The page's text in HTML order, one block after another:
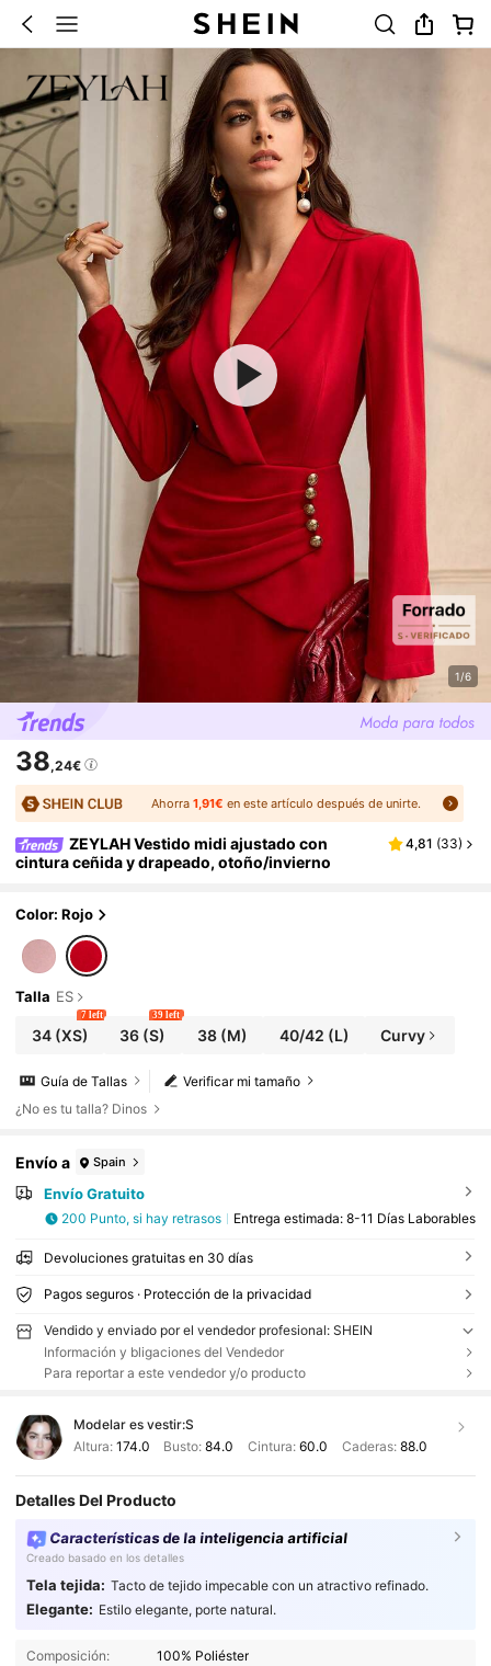
1/6
38,24€
Ahorra 1,91€ en este artículo después de unirte.
ZEYLAH Vestido midi ajustado con
cintura ceñida y drapeado, otoño/invierno
4,81 (33)
Color: Rojo
Talla ES
34(XS)
7 left
36 (S)
39 left
38(M) 40/42 (L) Curvy
Verificar mi tamaño
Guía de Tallas
¿No es tu talla? Dinos
Envío a Spain
Envío Gratuito
200 Punto, si hay retrasos Entrega estimada: 8-11 Días Laborables
Devoluciones gratuitas en 30 días
Pagos seguros · Protección de la privacidad
Vendido y enviado por el vendedor profesional: SHEIN
Información y bligaciones del Vendedor
Para reportar a este vendedor y/o producto
Modelar es vestir:S
Altura: 174.0 Busto:84.0 Cintura: 60.0 Caderas: 88.0
Detalles Del Producto
Características de la inteligencia artificial
Creado basado en los detalles
Tela tejida: Tacto de tejido impecable con un atractivo refinado.
Elegante: Estilo elegante, porte natural.
Composición: 100% Poliéster